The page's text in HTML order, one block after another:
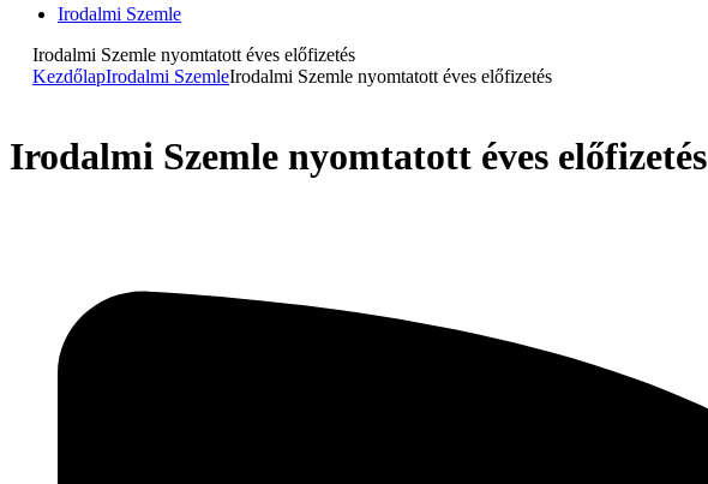
Irodalmi Szemle
Irodalmi Szemle nyomtatott éves előfizetés
KezdőlapIrodalmi SzemleIrodalmi Szemle nyomtatott éves előfizetés
Irodalmi Szemle nyomtatott éves előfizetés